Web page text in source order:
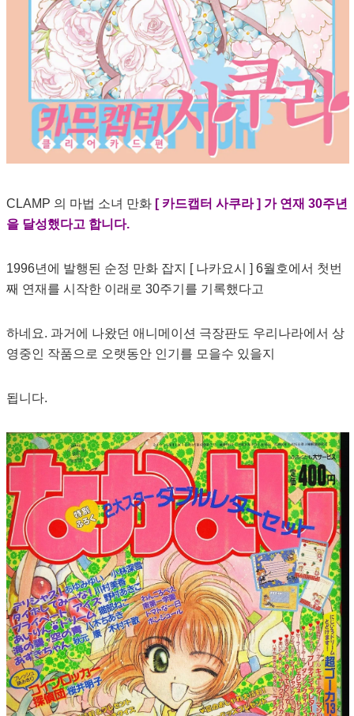
CLAMP 의 마법 소녀 만화 [ 카드캡터 사쿠라 ] 가 연재 30주년
을 달성했다고 합니다.
1996년에 발행된 순정 만화 잡지 [ 나카요시 ] 6월호에서 첫번
째 연재를 시작한 이래로 30주기를 기록했다고
하네요. 과거에 나왔던 애니메이션 극장판도 우리나라에서 상
영중인 작품으로 오랫동안 인기를 모을수 있을지
됩니다.